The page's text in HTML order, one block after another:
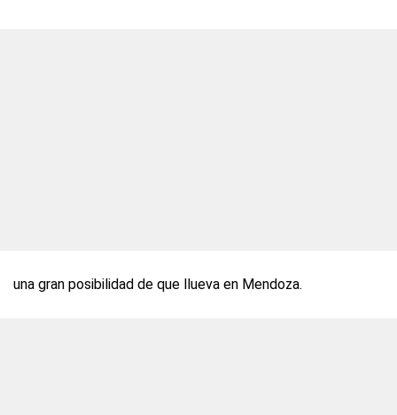
una gran posibilidad de que llueva en Mendoza.